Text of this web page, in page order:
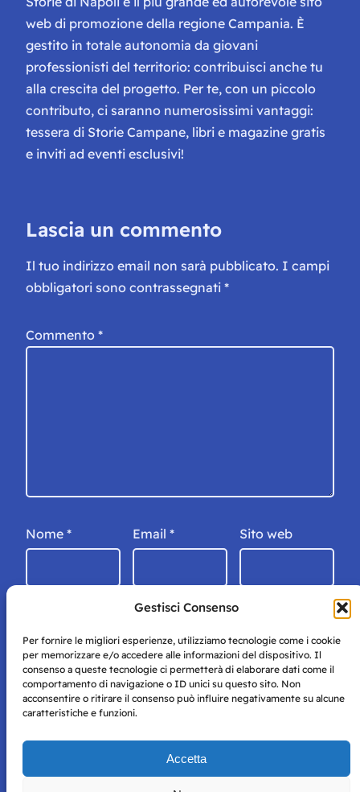
Gestisci Consenso
Per fornire le migliori esperienze, utilizziamo tecnologie come i cookie
per memorizzare e/o accedere alle informazioni del dispositivo. Il
consenso a queste tecnologie ci permetterà di elaborare dati come il
comportamento di navigazione o ID unici su questo sito. Non
acconsentire o ritirare il consenso può influire negativamente su alcune
caratteristiche e funzioni.
Accetta
web di promozione della regione Campania. È
gestito in totale autonomia da giovani
professionisti del territorio: contribuisci anche tu
alla crescita del progetto. Per te, con un piccolo
contributo, ci saranno numerosissimi vantaggi:
tessera di Storie Campane, libri e magazine gratis
e inviti ad eventi esclusivi!
Lascia un commento
Il tuo indirizzo email non sarà pubblicato. I campi
obbligatori sono contrassegnati *
Commento *
Nome * Email * Sito web
Storie di Napoli è una testata registrata presso il tribunale di